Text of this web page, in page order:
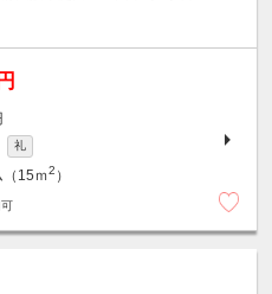
礼
15ｍ2 ）